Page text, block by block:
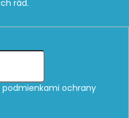
podmienkami ochrany